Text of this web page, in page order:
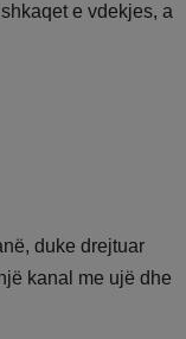
e vdekjes, a
duke drejtuar
kanal me ujë dhe